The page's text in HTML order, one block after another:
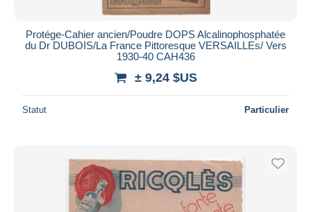
Protége-Cahier ancien/Poudre DOPS Alcalinophosphatée
du Dr DUBOIS/La France Pittoresque VERSAILLEs/ Vers
1930-40 CAH436
± 9,24 $US
Statut Particulier